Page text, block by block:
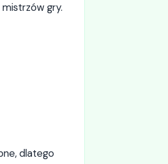
gry.
dlatego